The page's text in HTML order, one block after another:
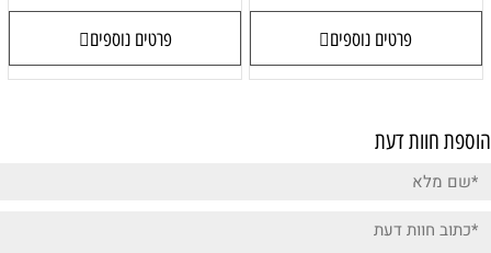
פרטים נוספים פרטים נוספים
הוספת חוות דעת